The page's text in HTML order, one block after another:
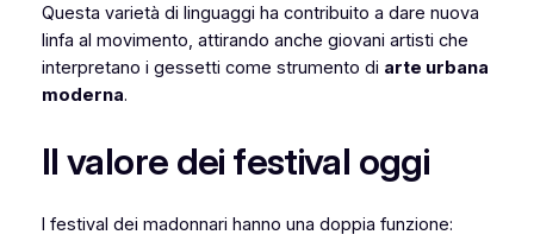
Questa varietà di linguaggi ha contribuito a dare nuova
linfa al movimento, attirando anche giovani artisti che
interpretano i gessetti come strumento di arte urbana
moderna.
Il valore dei festival oggi
I festival dei madonnari hanno una doppia funzione: